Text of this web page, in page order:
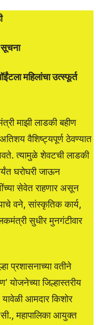
सूचना
महिलांचा उत्स्फूर्त
माझी लाडकी बहीण
वैशिष्ट्यपूर्ण ठेवण्यात
त्यामुळे शेवटची लाडकी
घरोघरी जाऊन
सेवेत राहणार असून
वने, सांस्कृतिक कार्य,
सुधीर मुनगंटीवार
प्रशासनाच्या वतीने
योजनेच्या जिल्हास्तरीय
आमदार किशोर
महापालिका आयुक्त